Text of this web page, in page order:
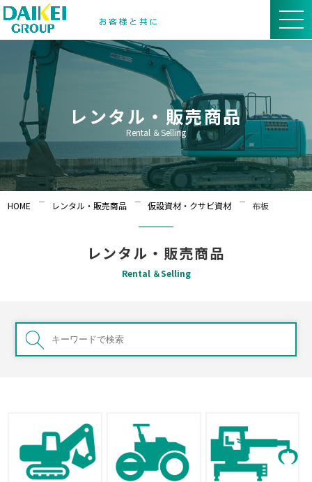
レンタル・販売商品
Rental ＆Selling
HOME レンタル・販売商品 仮設資材・クサビ資材 布板
レンタル・販売商品
Rental ＆Selling